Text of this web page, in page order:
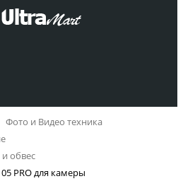
Фото и Видео техника
обвес
PRO для камеры